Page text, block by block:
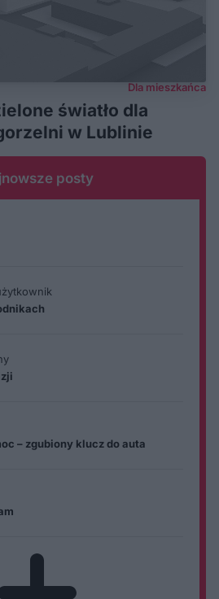
Dla mieszkańca
światło dla
w Lublinie
posty
– zgubiony klucz do auta